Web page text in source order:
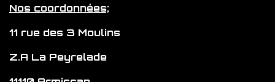
m
Nos coordonnées;
11 rue des 3 Moulins
Z.A La Peyrelade